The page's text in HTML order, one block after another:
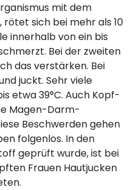
mit dem
sich bei mehr als 10
innerhalb von ein bis
Bei der zweiten
das verstärken. Bei
juckt. Sehr viele
etwa 39°C. Auch Kopf-
Magen-Darm-
Beschwerden gehen
folgenlos. In den
geprüft wurde, ist bei
Frauen Hautjucken